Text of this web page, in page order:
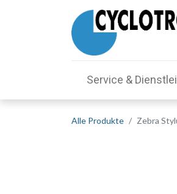
Service &
Alle Produkte Zebra